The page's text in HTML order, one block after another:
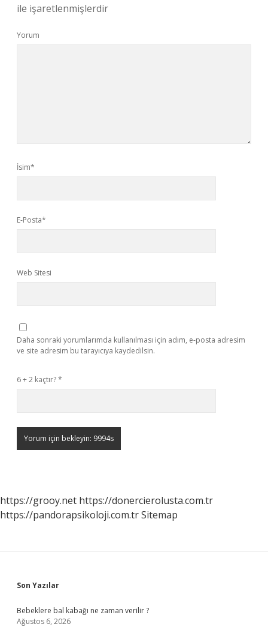
ile işaretlenmişlerdir
Yorum
İsim*
E-Posta*
Web Sitesi
Daha sonraki yorumlarımda kullanılması için adım, e-posta adresim
ve site adresim bu tarayıcıya kaydedilsin.
6 + 2 kaçtır?*
https://grooy.net https://donercierolusta.com.tr
https://pandorapsikoloji.com.trSitemap
Sidebar
Son Yazılar
Bebeklere bal kabağı ne zaman verilir ?
Ağustos 6, 2026